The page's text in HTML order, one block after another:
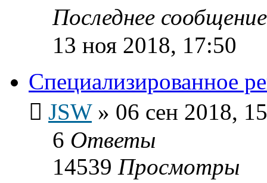
Последнее
13 ноя 2018, 17:50
Специализированное
JSW» 06 сен 2018,
6 Ответы
14539 Просмотры